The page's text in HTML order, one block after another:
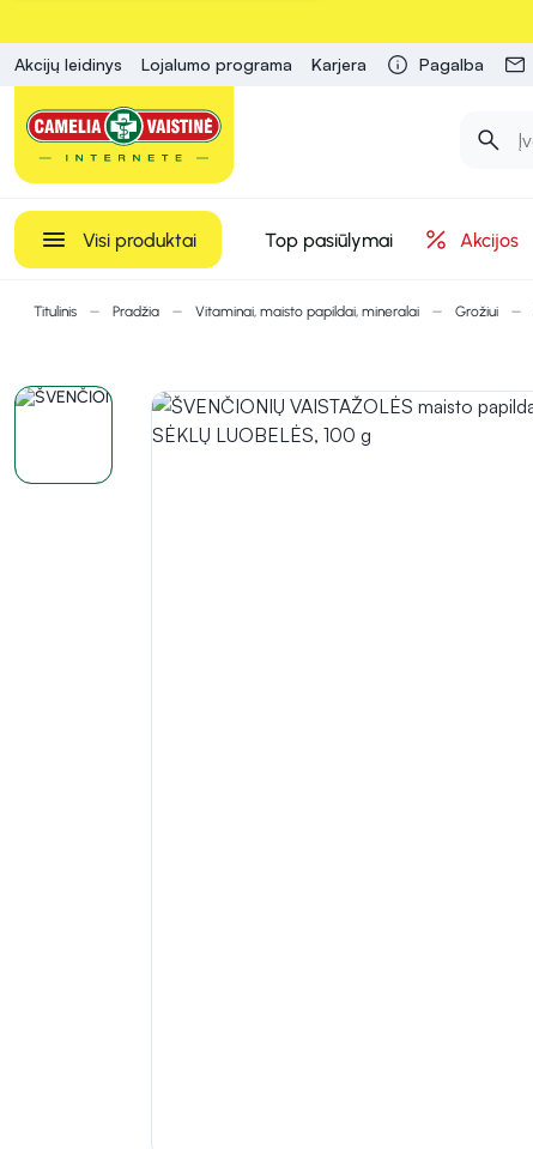
Akcijų leidinys Lojalumo programa Karjera Pagalba
Visi produktai Top pasiūlymai Akcijos
Titulinis Pradžia Vitaminai, maisto papildai, mineralai Grožiui